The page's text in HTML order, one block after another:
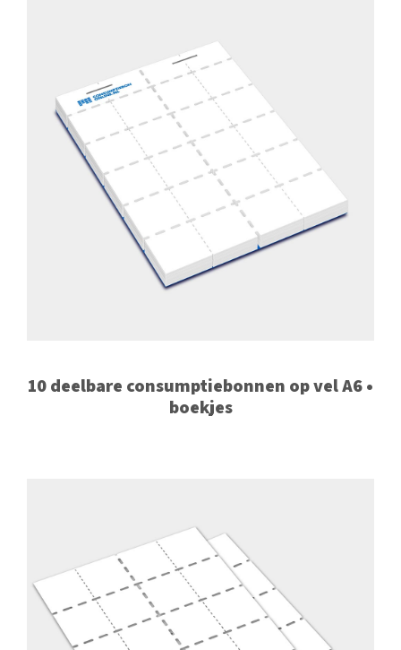
10 deelbare consumptiebonnen op vel A6 •
boekjes